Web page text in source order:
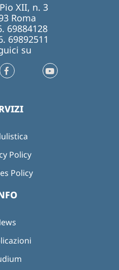
XII, n. 3
Roma
69884128
69892511
su
Policy
Policy